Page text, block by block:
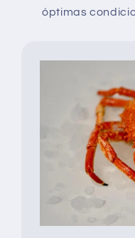
óptimas